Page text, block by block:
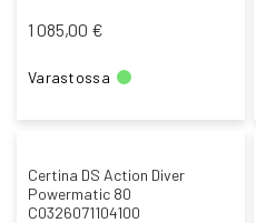
1 085,00 €
Varastossa
Certina DS Action Diver
Powermatic 80
C0326071104100